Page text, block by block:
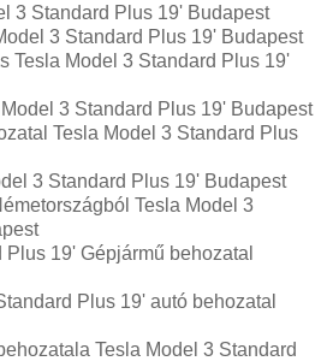
3 Standard Plus 19' Budapest
3 Standard Plus 19' Budapest
Tesla Model 3 Standard Plus 19'
3 Standard Plus 19' Budapest
Tesla Model 3 Standard Plus
3 Standard Plus 19' Budapest
Tesla Model 3
19' Gépjármű behozatal
Plus 19' autó behozatal
Tesla Model 3 Standard